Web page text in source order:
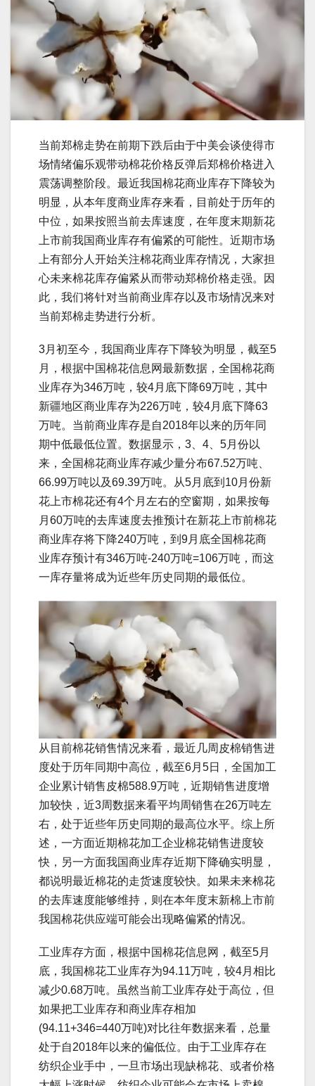
当前郑棉走势在前期下跌后由于中美会谈使得市
场情绪偏乐观带动棉花价格反弹后郑棉价格进入
震荡调整阶段。最近我国棉花商业库存下降较为
明显，从本年度商业库存来看，目前处于历年的
中位，如果按照当前去库速度，在年度末期新花
上市前我国商业库存有偏紧的可能性。近期市场
上有部分人开始关注棉花商业库存情况，大家担
心未来棉花库存偏紧从而带动郑棉价格走强。因
此，我们将针对当前商业库存以及市场情况来对
当前郑棉走势进行分析。
3月初至今，我国商业库存下降较为明显，截至5
月，根据中国棉花信息网最新数据，全国棉花商
业库存为346万吨，较4月底下降69万吨，其中
新疆地区商业库存为226万吨，较4月底下降63
万吨。当前商业库存是自2018年以来的历年同
期中低最低位置。数据显示，3、4、5月份以
来，全国棉花商业库存减少量分布67.52万吨、
66.99万吨以及69.39万吨。从5月底到10月份新
花上市棉花还有4个月左右的空窗期，如果按每
月60万吨的去库速度去推预计在新花上市前棉花
商业库存将下降240万吨，到9月底全国棉花商
业库存预计有346万吨-240万吨=106万吨，而这
一库存量将成为近些年历史同期的最低位。
从目前棉花销售情况来看，最近几周皮棉销售进
度处于历年同期中高位，截至6月5日，全国加工
企业累计销售皮棉588.9万吨，近期销售进度增
加较快，近3周数据来看平均周销售在26万吨左
右，处于近些年历史同期的最高位水平。综上所
述，一方面近期棉花加工企业棉花销售进度较
快，另一方面我国商业库存近期下降确实明显，
都说明最近棉花的走货速度较快。如果未来棉花
的去库速度能够维持，则在本年度末新棉上市前
我国棉花供应端可能会出现略偏紧的情况。
工业库存方面，根据中国棉花信息网，截至5月
底，我国棉花工业库存为94.11万吨，较4月相比
减少0.68万吨。虽然当前工业库存处于高位，但
如果把工业库存和商业库存相加
(94.11+346=440万吨)对比往年数据来看，总量
处于自2018年以来的偏低位。由于工业库存在
纺织企业手中，一旦市场出现缺棉花、或者价格